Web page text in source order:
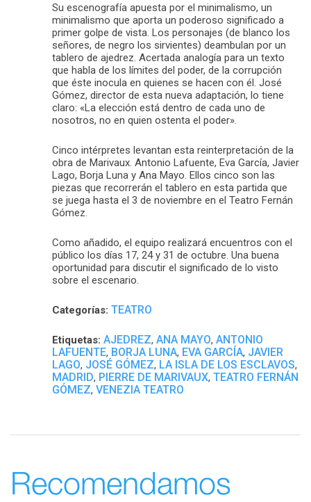
Su escenografía apuesta por el minimalismo, un
minimalismo que aporta un poderoso significado a
primer golpe de vista. Los personajes (de blanco los
señores, de negro los sirvientes) deambulan por un
tablero de ajedrez. Acertada analogía para un texto
que habla de los límites del poder, de la corrupción
que éste inocula en quienes se hacen con él. José
Gómez, director de esta nueva adaptación, lo tiene
claro: «La elección está dentro de cada uno de
nosotros, no en quien ostenta el poder».
Cinco intérpretes levantan esta reinterpretación de la
obra de Marivaux. Antonio Lafuente, Eva García, Javier
Lago, Borja Luna y Ana Mayo. Ellos cinco son las
piezas que recorrerán el tablero en esta partida que
se juega hasta el 3 de noviembre en el Teatro Fernán
Gómez.
Como añadido, el equipo realizará encuentros con el
público los días 17, 24 y 31 de octubre. Una buena
oportunidad para discutir el significado de lo visto
sobre el escenario.
Categorías: TEATRO
Etiquetas: AJEDREZ, ANA MAYO, ANTONIO
LAFUENTE, BORJA LUNA, EVA GARCÍA, JAVIER
LAGO, JOSÉ GÓMEZ, LA ISLA DE LOS ESCLAVOS,
MADRID, PIERRE DE MARIVAUX, TEATRO FERNÁN
GÓMEZ, VENEZIA TEATRO
Recomendamos